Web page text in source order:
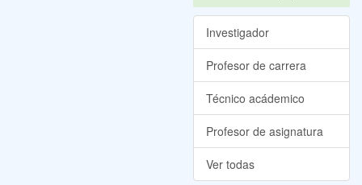
Investigador
Profesor de carrera
Técnico acádemico
Profesor de asignatura
Ver todas